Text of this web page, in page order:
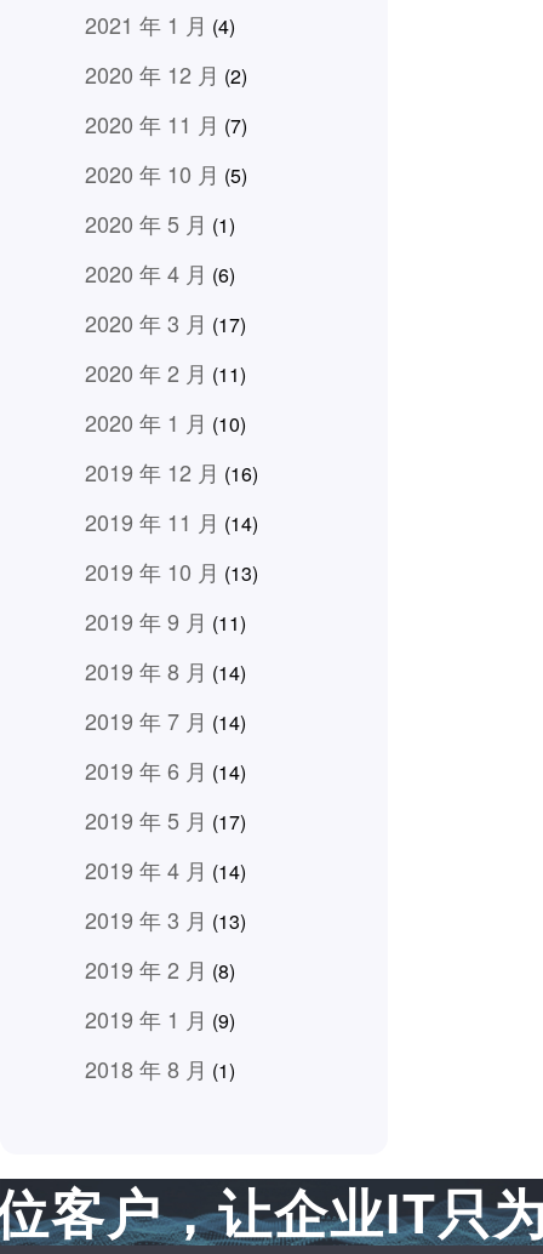
2021 年 1 月 (4)
2020 年 12 月 (2)
2020 年 11 月 (7)
2020 年 10 月 (5)
2020 年 5 月 (1)
2020 年 4 月 (6)
2020 年 3 月 (17)
2020 年 2 月 (11)
2020 年 1 月 (10)
2019 年 12 月 (16)
2019 年 11 月 (14)
2019 年 10 月 (13)
2019 年 9 月 (11)
2019 年 8 月 (14)
2019 年 7 月 (14)
2019 年 6 月 (14)
2019 年 5 月 (17)
2019 年 4 月 (14)
2019 年 3 月 (13)
2019 年 2 月 (8)
2019 年 1 月 (9)
2018 年 8 月 (1)
客户，让企业IT只